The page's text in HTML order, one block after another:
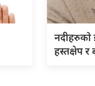
नदीहरुकाे
हस्तक्षेप र